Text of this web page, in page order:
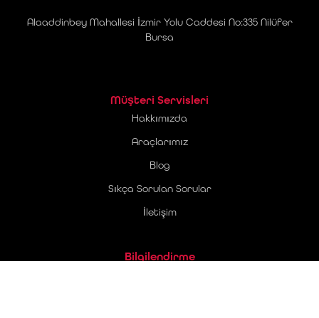
Alaaddinbey Mahallesi İzmir Yolu Caddesi No:335 Nilüfer
Bursa
Müşteri Servisleri
Hakkımızda
Araçlarımız
Blog
Sıkça Sorulan Sorular
İletişim
Bilgilendirme